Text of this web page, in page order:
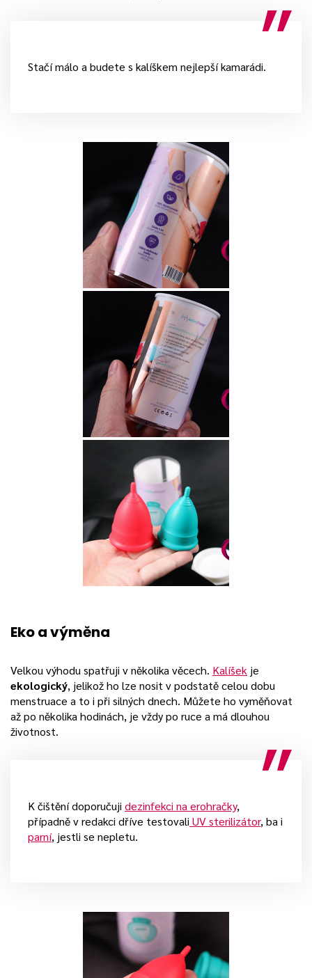
Stačí málo a budete s kalíškem nejlepší kamarádi.
Eko a výměna
Velkou výhodu spatřuji v několika věcech. Kalíšek je
ekologický, jelikož ho lze nosit v podstatě celou dobu
menstruace a to i při silných dnech. Můžete ho vyměňovat
až po několika hodinách, je vždy po ruce a má dlouhou
životnost.
K čištění doporučuji dezinfekci na erohračky,
případně v redakci dříve testovali UV sterilizátor, ba i
parní, jestli se nepletu.